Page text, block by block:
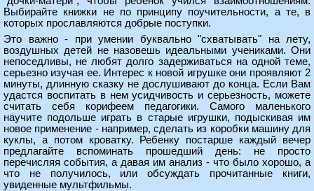
Выбирайте книжки не по принципу поучительности, а те, в
которых прославляются добрые поступки.
Это важно - при умении буквально "схватывать" на лету,
воздушных детей не назовешь идеальными учениками. Они
непоседливы, не любят долго задерживаться на одной теме,
серьезно изучая ее. Интерес к новой игрушке они проявляют 2
минуты, длинную сказку не дослушивают до конца. Если Вам
удастся воспитать в нем усидчивость и серьезность, можете
считать себя корифеем педагогики. Самого маленького
научите подольше играть в старые игрушки, подыскивая им
новое применение - например, сделать из коробки машину для
куклы, а потом кроватку. Ребенку постарше каждый вечер
предлагайте вспоминать прошедший день: не просто
перечисляя события, а давая им анализ - что было хорошо, а
что не получилось, или обсуждать прочитанные книги,
увиденные мультфильмы.